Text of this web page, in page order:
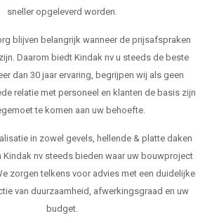
sneller opgeleverd worden.
blijven belangrijk wanneer de prijsafspraken
Daarom biedt Kindak nv u steeds de beste
dan 30 jaar ervaring, begrijpen wij als geen
relatie met personeel en klanten de basis zijn
te komen aan uw behoefte.
in zowel gevels, hellende & platte daken
Kindak nv steeds bieden waar uw bouwproject
zorgen telkens voor advies met een duidelijke
van duurzaamheid, afwerkingsgraad en uw
budget.